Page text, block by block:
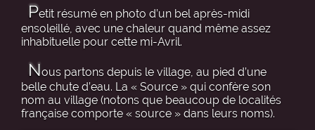
Petit résumé en photo d’un bel après-midi
ensoleillé, avec une chaleur quand même assez
inhabituelle pour cette mi-Avril.
Nous partons depuis le village, au pied d’une
belle chute d’eau. La « Source » qui confère son
nom au village (notons que beaucoup de localités
française comporte « source » dans leurs noms).